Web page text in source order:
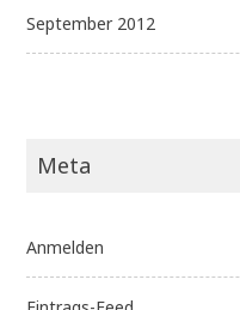
September 2012
Meta
Anmelden